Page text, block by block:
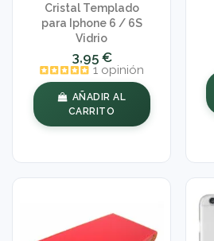
Cristal Templado
para Iphone 6 / 6S
Vidrio
3,95 €
1 opinión
AÑADIR AL
CARRITO